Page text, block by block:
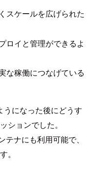
スケールを広げられた
ロイと管理ができるよ
な稼働につなげている
になった後にどうす
ションでした。
ナにも利用可能で、
。